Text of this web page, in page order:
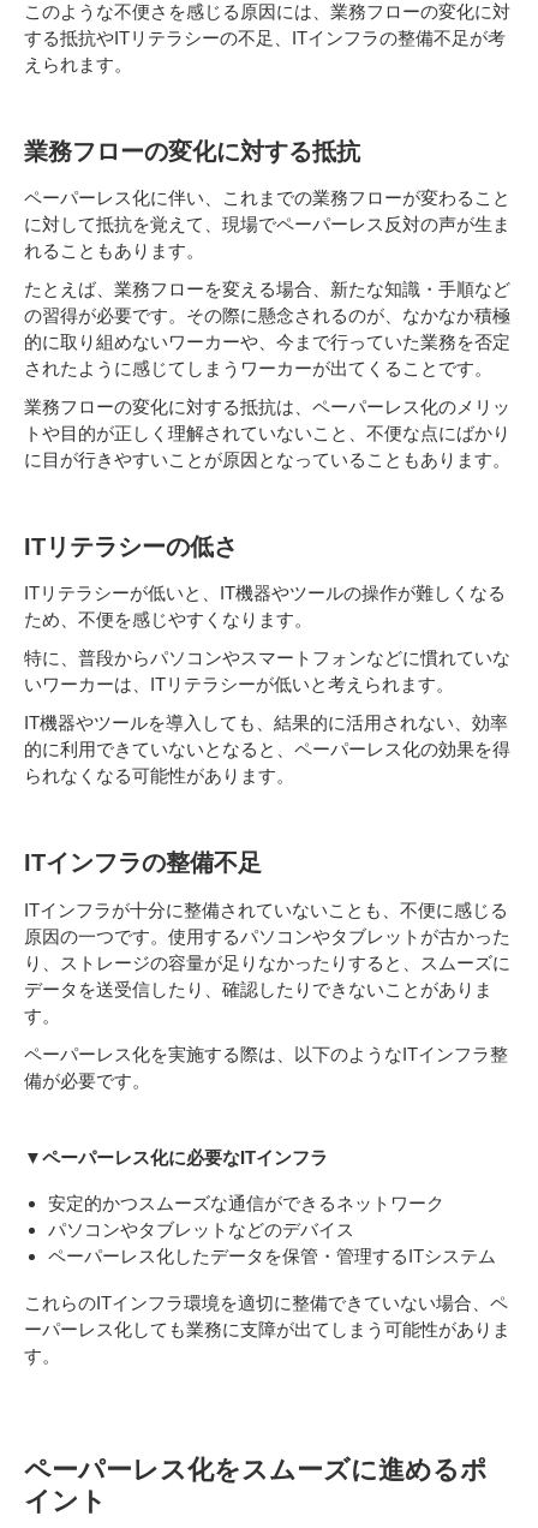
このような不便さを感じる原因には、業務フローの変化に対
する抵抗やITリテラシーの不足、ITインフラの整備不足が考
えられます。
業務フローの変化に対する抵抗
ペーパーレス化に伴い、これまでの業務フローが変わること
に対して抵抗を覚えて、現場でペーパーレス反対の声が生ま
れることもあります。
たとえば、業務フローを変える場合、新たな知識・手順など
の習得が必要です。その際に懸念されるのが、なかなか積極
的に取り組めないワーカーや、今まで行っていた業務を否定
されたように感じてしまうワーカーが出てくることです。
業務フローの変化に対する抵抗は、ペーパーレス化のメリッ
トや目的が正しく理解されていないこと、不便な点にばかり
に目が行きやすいことが原因となっていることもあります。
ITリテラシーの低さ
ITリテラシーが低いと、IT機器やツールの操作が難しくなる
ため、不便を感じやすくなります。
特に、普段からパソコンやスマートフォンなどに慣れていな
いワーカーは、ITリテラシーが低いと考えられます。
IT機器やツールを導入しても、結果的に活用されない、効率
的に利用できていないとなると、ペーパーレス化の効果を得
られなくなる可能性があります。
ITインフラの整備不足
ITインフラが十分に整備されていないことも、不便に感じる
原因の一つです。使用するパソコンやタブレットが古かった
り、ストレージの容量が足りなかったりすると、スムーズに
データを送受信したり、確認したりできないことがありま
す。
ペーパーレス化を実施する際は、以下のようなITインフラ整
備が必要です。
▼ペーパーレス化に必要なITインフラ
安定的かつスムーズな通信ができるネットワーク
パソコンやタブレットなどのデバイス
ペーパーレス化したデータを保管・管理するITシステム
これらのITインフラ環境を適切に整備できていない場合、ペ
ーパーレス化しても業務に支障が出てしまう可能性がありま
す。
ペーパーレス化をスムーズに進めるポ
イント